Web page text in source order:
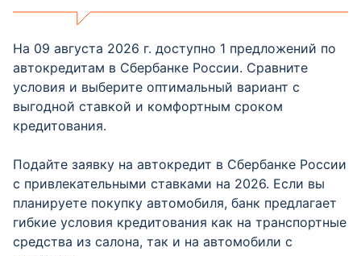
На 09 августа 2026 г. доступно 1 предложений по
автокредитам в Сбербанке России. Сравните
условия и выберите оптимальный вариант с
выгодной ставкой и комфортным сроком
кредитования.
Подайте заявку на автокредит в Сбербанке России
с привлекательными ставками на 2026. Если вы
планируете покупку автомобиля, банк предлагает
гибкие условия кредитования как на транспортные
средства из салона, так и на автомобили с